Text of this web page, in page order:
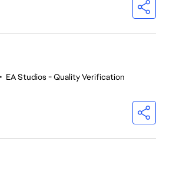
• EA Studios - Quality Verification